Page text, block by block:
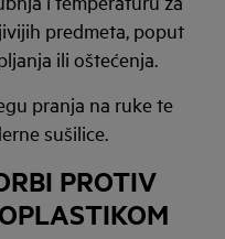
predmeta, poput
ili oštećenja.
pranja na ruke te
sušilice.
PROTIV